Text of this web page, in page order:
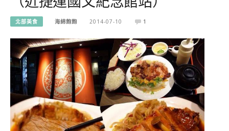
北部美食 海綿飽飽 2014-07-10 1